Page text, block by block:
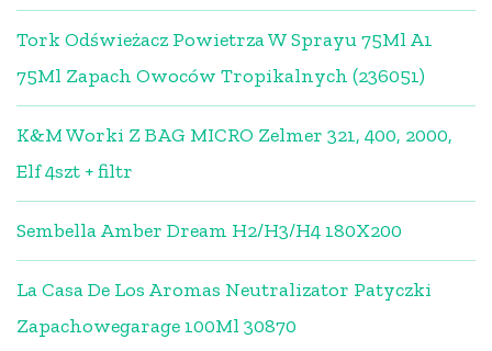
Tork Odświeżacz Powietrza W Sprayu 75Ml A1
75Ml Zapach Owoców Tropikalnych (236051)
K&M Worki Z BAG MICRO Zelmer 321, 400, 2000,
Elf 4szt + filtr
Sembella Amber Dream H2/H3/H4 180X200
La Casa De Los Aromas Neutralizator Patyczki
Zapachowegarage 100Ml 30870